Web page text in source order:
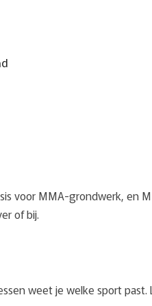
voor MMA-grondwerk, en
of bij.
weet je welke sport past.